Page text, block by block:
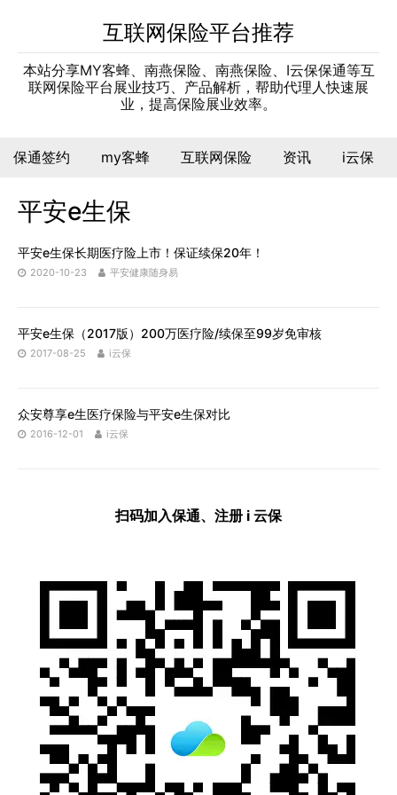
互联网保险平台推荐
本站分享MY客蜂、南燕保险、南燕保险、I云保保通等互
联网保险平台展业技巧、产品解析，帮助代理人快速展
业，提高保险展业效率。
保通签约 my客蜂 互联网保险 资讯 i云保
平安e生保
平安e生保长期医疗险上市！保证续保20年！
2020-10-23 平安健康随身易
平安e生保（2017版）200万医疗险/续保至99岁免审核
2017-08-25 i云保
众安尊享e生医疗保险与平安e生保对比
2016-12-01 i云保
扫码加入保通、注册 i 云保